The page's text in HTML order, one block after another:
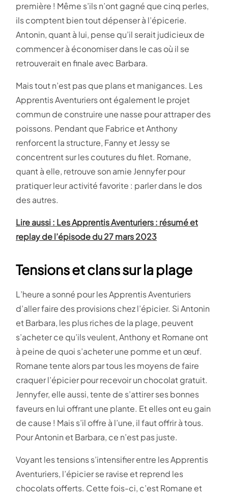
première ! Même s’ils n’ont gagné que cinq perles,
ils comptent bien tout dépenser à l’épicerie.
Antonin, quant à lui, pense qu’il serait judicieux de
commencer à économiser dans le cas où il se
retrouverait en finale avec Barbara.
Mais tout n’est pas que plans et manigances. Les
Apprentis Aventuriers ont également le projet
commun de construire une nasse pour attraper des
poissons. Pendant que Fabrice et Anthony
renforcent la structure, Fanny et Jessy se
concentrent sur les coutures du filet. Romane,
quant à elle, retrouve son amie Jennyfer pour
pratiquer leur activité favorite : parler dans le dos
des autres.
Lire aussi : Les Apprentis Aventuriers : résumé et
replay de l’épisode du 27 mars 2023
Tensions et clans sur la plage
L’heure a sonné pour les Apprentis Aventuriers
d’aller faire des provisions chez l’épicier. Si Antonin
et Barbara, les plus riches de la plage, peuvent
s’acheter ce qu’ils veulent, Anthony et Romane ont
à peine de quoi s’acheter une pomme et un œuf.
Romane tente alors par tous les moyens de faire
craquer l’épicier pour recevoir un chocolat gratuit.
Jennyfer, elle aussi, tente de s’attirer ses bonnes
faveurs en lui offrant une plante. Et elles ont eu gain
de cause ! Mais s’il offre à l’une, il faut offrir à tous.
Pour Antonin et Barbara, ce n’est pas juste.
Voyant les tensions s’intensifier entre les Apprentis
Aventuriers, l’épicier se ravise et reprend les
chocolats offerts. Cette fois-ci, c’est Romane et